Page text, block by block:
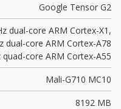
Google Tensor G2
dual-core ARM Cortex-X1,
dual-core ARM Cortex-A78
quad-core ARM Cortex-A55
Mali-G710 MC10
8192 MB